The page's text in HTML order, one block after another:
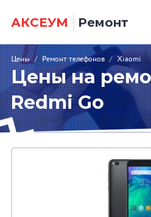
АКСЕУМ Ремонт
Цены / Ремонт телефонов / Xiaomi
Цены на
Redmi Go